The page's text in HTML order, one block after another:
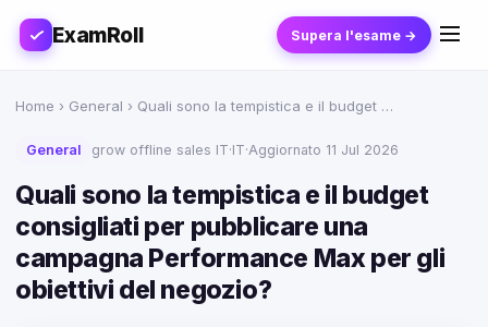
ExamRoll Supera l'esame →
Home › General › Quali sono la tempistica e il budget …
General grow offline sales IT·IT·Aggiornato 11 Jul 2026
Quali sono la tempistica e il budget
consigliati per pubblicare una
campagna Performance Max per gli
obiettivi del negozio?